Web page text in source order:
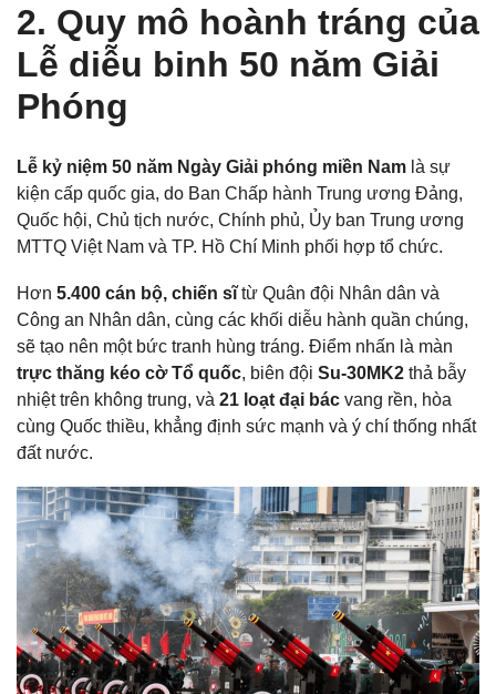
2. Quy mô hoành tráng của
Lễ diễu binh 50 năm Giải
Phóng
Lễ kỷ niệm 50 năm Ngày Giải phóng miền Nam là sự
kiện cấp quốc gia, do Ban Chấp hành Trung ương Đảng,
Quốc hội, Chủ tịch nước, Chính phủ, Ủy ban Trung ương
MTTQ Việt Nam và TP. Hồ Chí Minh phối hợp tổ chức.
Hơn 5.400 cán bộ, chiến sĩtừ Quân đội Nhân dân và
Công an Nhân dân, cùng các khối diễu hành quần chúng,
sẽ tạo nên một bức tranh hùng tráng. Điểm nhấn là màn
trực thăng kéo cờ Tổ quốc, biên đội Su-30MK2 thả bẫy
nhiệt trên không trung, và 21 loạt đại bác vang rền, hòa
cùng Quốc thiều, khẳng định sức mạnh và ý chí thống nhất
đất nước.